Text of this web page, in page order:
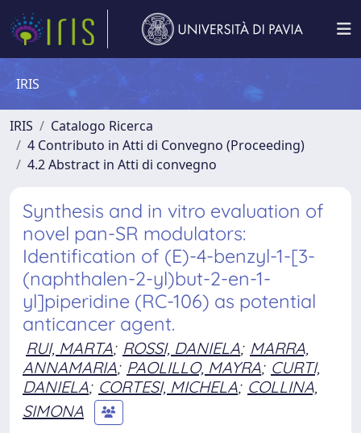
IRIS
IRIS
Catalogo Ricerca
4 Contributo in Atti di Convegno (Proceeding)
4.2 Abstract in Atti di convegno
Synthesis and in vitro evaluation of
novel pan-SR modulators:
Identification of (E)-4-benzyl-1-[3-
(naphthalen-2-yl)but-2-en-1-
yl]piperidine (RC-106) as potential
anticancer agent.
RUI, MARTA; ROSSI, DANIELA; MARRA,
ANNAMARIA; PAOLILLO, MAYRA; CURTI,
DANIELA; CORTESI, MICHELA; COLLINA,
SIMONA